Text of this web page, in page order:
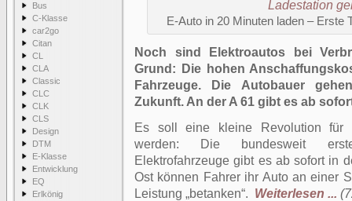
Bus
C-Klasse
car2go
Citan
CL
CLA
Classic
CLC
CLK
CLS
Design
DTM
E-Klasse
Entwicklung
EQ
Erlkönig
E-Auto in 20 Minuten laden – Erste
Noch sind Elektroautos bei
Grund: Die hohen
Fahrzeuge. Die Autobauer
Zukunft. An der A 61 gibt es ab
Es soll eine kleine Revolution für
werden: Die bundesweit
Elektrofahrzeuge gibt es ab sofort in
Ost können Fahrer ihr Auto an einer
Leistung „betanken“. Weiterlesen ...